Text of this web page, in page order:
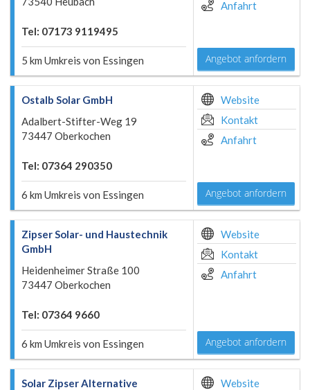
Tel: 07173 9119495
5 km Umkreis von Essingen
Anfahrt
Angebot anfordern
Ostalb Solar GmbH
Adalbert-Stifter-Weg 19
73447 Oberkochen
Tel: 07364 290350
6 km Umkreis von Essingen
Website
Kontakt
Anfahrt
Angebot anfordern
Zipser Solar- und Haustechnik
GmbH
Heidenheimer Straße 100
73447 Oberkochen
Tel: 07364 9660
6 km Umkreis von Essingen
Website
Kontakt
Anfahrt
Angebot anfordern
Solar Zipser Alternative
Website